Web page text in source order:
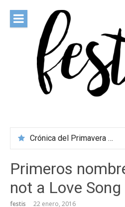
contenido
Crónica del Primavera Sound Porto 2026
Primeros
not a Love
festis 22 enero, 2016